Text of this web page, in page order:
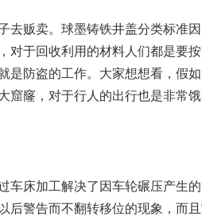
去贩卖。球墨铸铁井盖分类标准
对于回收利用的材料人们都是要
是防盗的工作。大家想想看，假
窟窿，对于行人的出行也是非常
车床加工解决了因车轮碾压产生
后警告而不翻转移位的现象，而